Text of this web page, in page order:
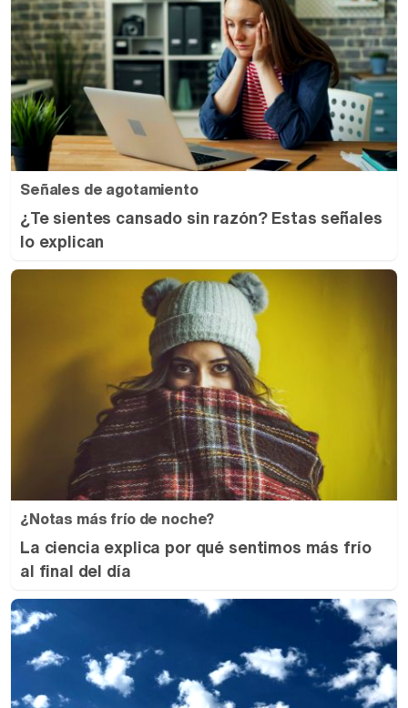
Señales de agotamiento
¿Te sientes cansado sin razón? Estas señales
lo explican
¿Notas más frío de noche?
La ciencia explica por qué sentimos más frío
al final del día